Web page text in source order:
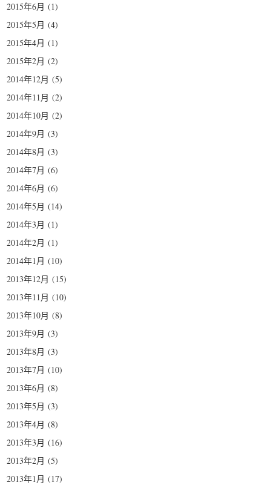
2015年6月 (1)
2015年5月 (4)
2015年4月 (1)
2015年2月 (2)
2014年12月 (5)
2014年11月 (2)
2014年10月 (2)
2014年9月 (3)
2014年8月 (3)
2014年7月 (6)
2014年6月 (6)
2014年5月 (14)
2014年3月 (1)
2014年2月 (1)
2014年1月 (10)
2013年12月 (15)
2013年11月 (10)
2013年10月 (8)
2013年9月 (3)
2013年8月 (3)
2013年7月 (10)
2013年6月 (8)
2013年5月 (3)
2013年4月 (8)
2013年3月 (16)
2013年2月 (5)
2013年1月 (17)